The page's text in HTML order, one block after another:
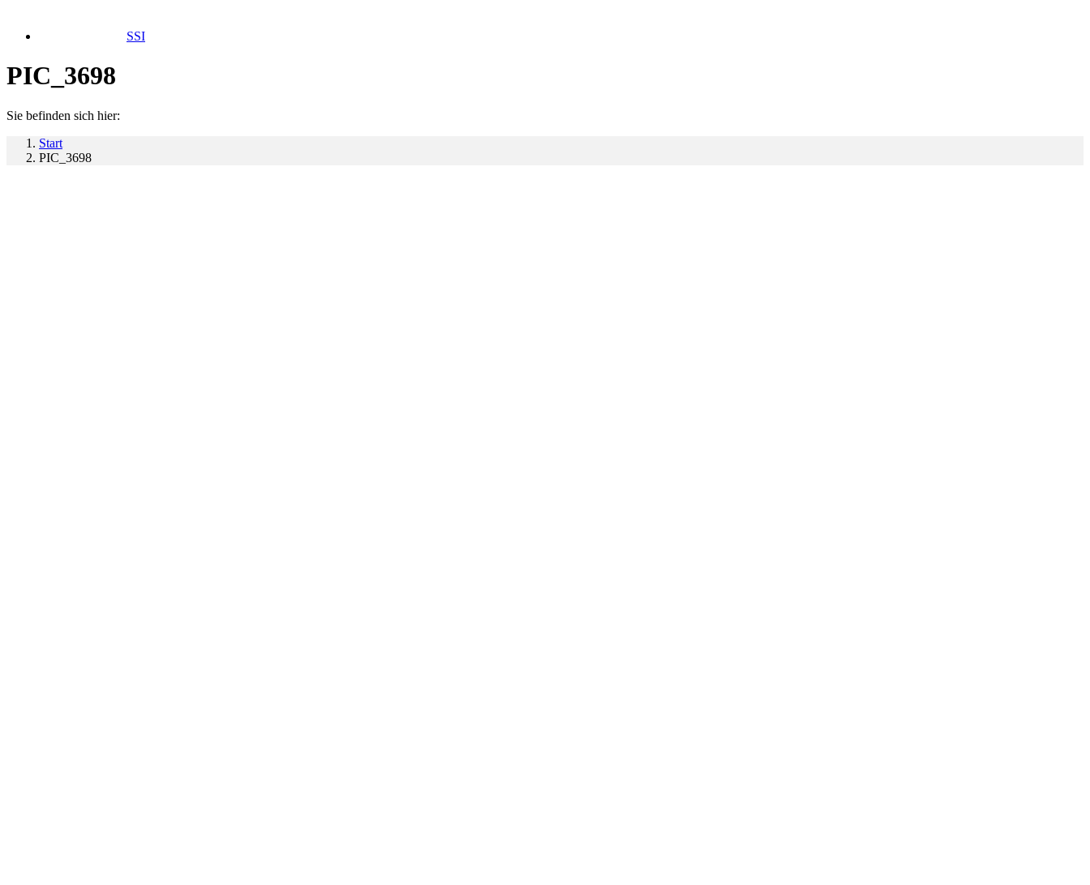
SSI
PIC_3698
Sie befinden sich hier:
Start
PIC_3698